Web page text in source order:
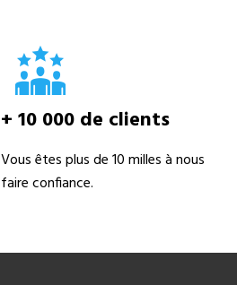
+ 10 000 de clients
Vous êtes plus de 10 milles à nous
faire confiance.